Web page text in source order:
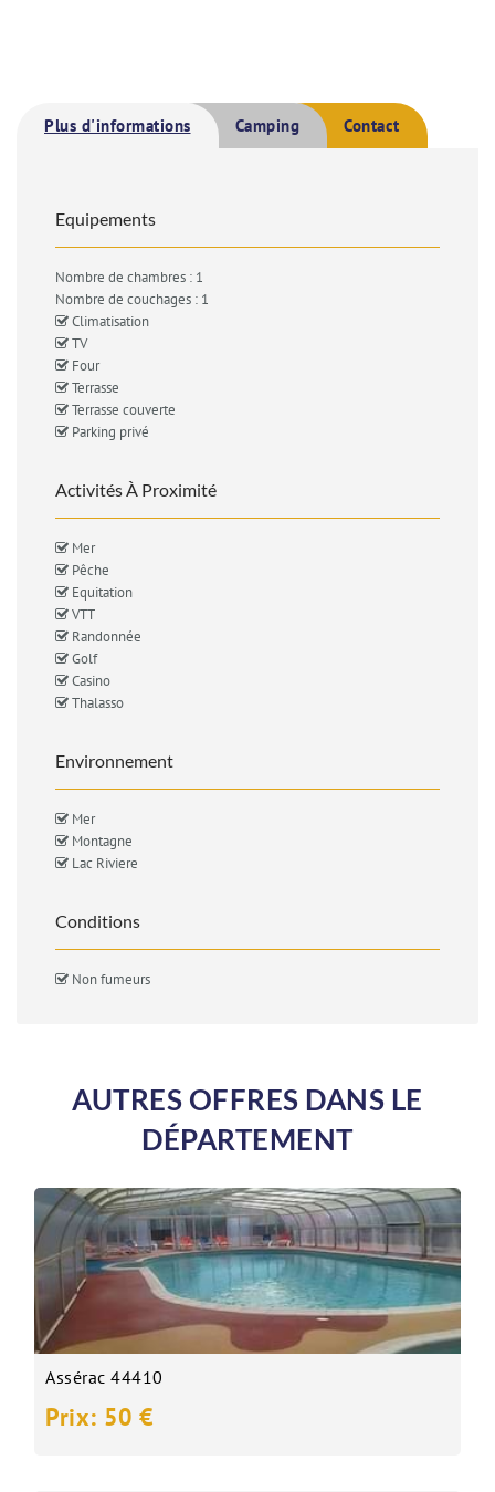
Plus d'informations Camping Contact
Equipements
Nombre de chambres : 1
Nombre de couchages : 1
Climatisation
TV
Four
Terrasse
Terrasse couverte
Parking privé
Activités À Proximité
Mer
Pêche
Equitation
VTT
Randonnée
Golf
Casino
Thalasso
Environnement
Mer
Montagne
Lac Riviere
Conditions
Non fumeurs
AUTRES OFFRES DANS LE
DÉPARTEMENT
Assérac 44410
Prix: 50 €